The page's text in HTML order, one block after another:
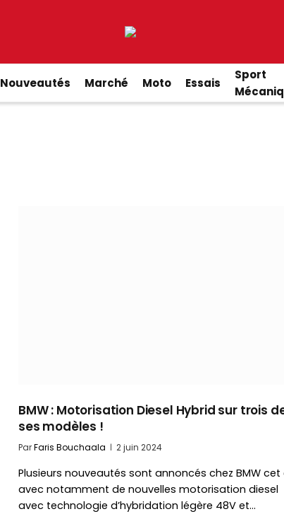
Nouveautés Marché Moto Essais
Sport
BMW : Motorisation Diesel Hybrid sur trois
ses modèles !
ParFaris Bouchaala 2 juin 2024
Plusieurs nouveautés sont annoncés chez BMW cet
avec notamment de nouvelles motorisation diesel
avec technologie d’hybridation légère 48V et…